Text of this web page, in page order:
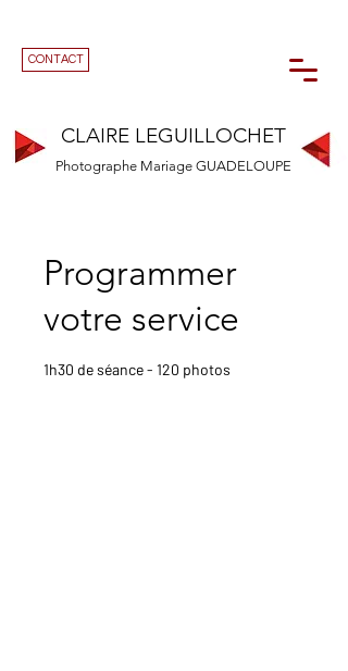
CLAIRE LEGUILLOCHET
Photographe Mariage GUADELOUPE
CONTACT
Programmer
votre service
1h30 de séance - 120 photos